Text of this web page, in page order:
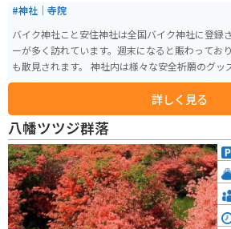
#神社｜寺院
バイク神社こと安住神社は全国バイク神社に登録
ーが多く訪れています。週末になると賑わってお
も散見されます。 神社内は様々な安全祈願のグッズや建物が設立されていま
す。内部はかなり華やかで、ヘリコプター体験な
いほど豪華な神社となってます。安住神社仕様のてる坊
時期だけ、駐車場が拡大されています。その時期
詳しく見る
八幡ツツジ群落